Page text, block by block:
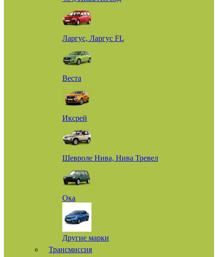
Ларгус, Ларгус FL
Веста
Иксрей
Шевроле Нива, Нива Тревел
Ока
Другие марки
Трансмиссия